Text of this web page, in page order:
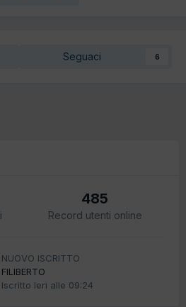
Seguaci 6
485
Record utenti online
NUOVO ISCRITTO
FILIBERTO
Iscritto Ieri alle 09:24